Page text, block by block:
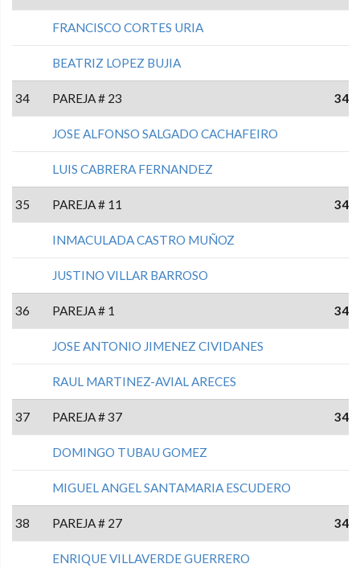
FRANCISCO CORTES URIA
BEATRIZ LOPEZ BUJIA
34 PAREJA # 23 34
JOSE ALFONSO SALGADO CACHAFEIRO
LUIS CABRERA FERNANDEZ
35 PAREJA # 11 34
INMACULADA CASTRO MUÑOZ
JUSTINO VILLAR BARROSO
36 PAREJA # 1 34
JOSE ANTONIO JIMENEZ CIVIDANES
RAUL MARTINEZ-AVIAL ARECES
37 PAREJA # 37 34
DOMINGO TUBAU GOMEZ
MIGUEL ANGEL SANTAMARIA ESCUDERO
38 PAREJA # 27 34
ENRIQUE VILLAVERDE GUERRERO